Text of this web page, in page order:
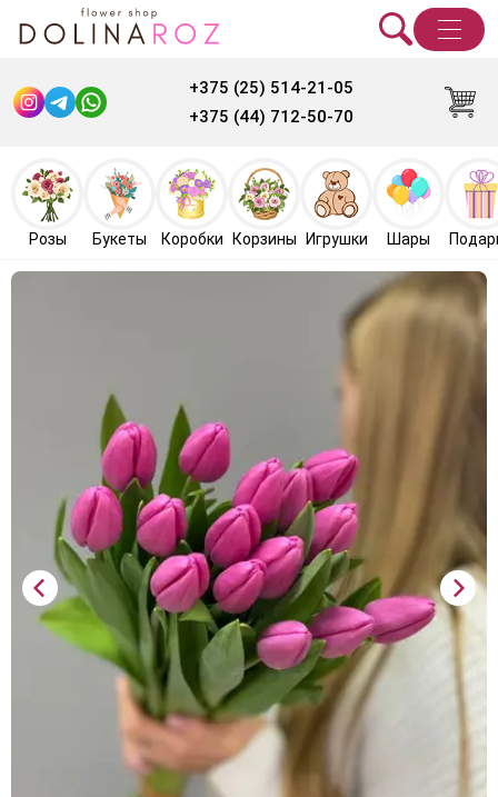
+375 (25) 514-21-05
+375 (44) 712-50-70
Розы Букеты Коробки Корзины Игрушки Шары